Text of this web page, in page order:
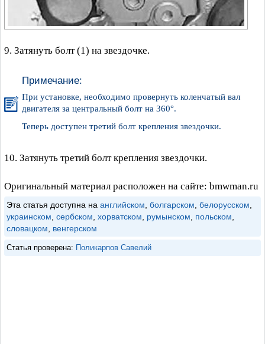
9. Затянуть болт (1) на звездочке.
Примечание:
При установке, необходимо провернуть коленчатый вал
двигателя за центральный болт на 360°.
Теперь доступен третий болт крепления звездочки.
10. Затянуть третий болт крепления звездочки.
Оригинальный материал расположен на сайте: bmwman.ru
Эта статья доступна на английском болгарском белорусском
украинском сербском хорватском румынском польском
словацком
венгерском
Статья проверена: Поликарпов Савелий